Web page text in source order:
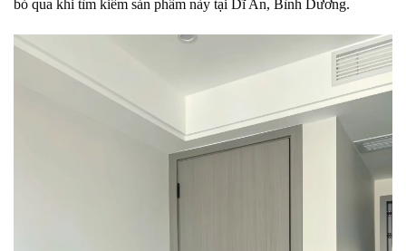
bỏ qua khi tìm kiếm sản phẩm này tại Dĩ An, Bình Dương.